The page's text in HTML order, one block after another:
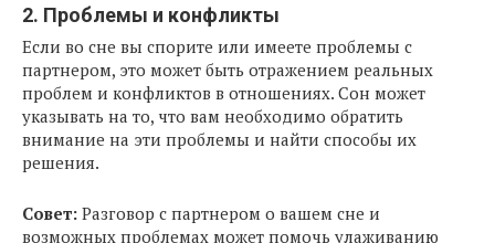
2. Проблемы и конфликты
Если во сне вы спорите или имеете проблемы с
партнером, это может быть отражением реальных
проблем и конфликтов в отношениях. Сон может
указывать на то, что вам необходимо обратить
внимание на эти проблемы и найти способы их
решения.
Совет: Разговор с партнером о вашем сне и
возможных проблемах может помочь улаживанию